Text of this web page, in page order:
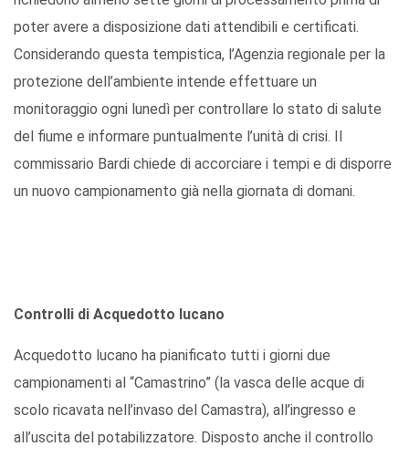
poter avere a disposizione dati attendibili e certificati.
Considerando questa tempistica, l’Agenzia regionale per la
protezione dell’ambiente intende effettuare un
monitoraggio ogni lunedì per controllare lo stato di salute
del fiume e informare puntualmente l’unità di crisi. Il
commissario Bardi chiede di accorciare i tempi e di disporre
un nuovo campionamento già nella giornata di domani.
Controlli di Acquedotto lucano
Acquedotto lucano ha pianificato tutti i giorni due
campionamenti al “Camastrino” (la vasca delle acque di
scolo ricavata nell’invaso del Camastra), all’ingresso e
all’uscita del potabilizzatore. Disposto anche il controllo